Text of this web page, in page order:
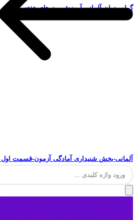
گرامر زبان آلمانی-آموزش روز های هفته
آلمانی-بخش شنیداری آمادگی آزمون-قسمت اول A1
جستجو
برای: